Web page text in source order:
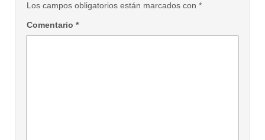
Los campos obligatorios están marcados con *
Comentario *